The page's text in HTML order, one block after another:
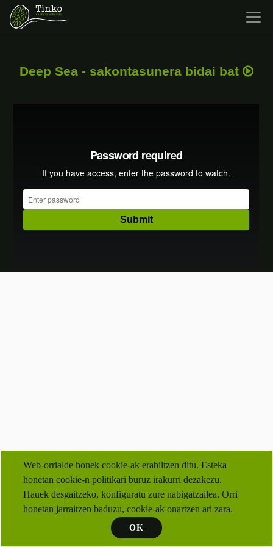
Web-orrialde honek cookie-ak erabiltzen ditu. Esteka
honetan cookie-n politikari buruz irakurri dezakezu.
Hauek desgaitzeko, konfiguratu zure nabigatzailea. Orri
honetan jarraitzen baduzu, cookie-ak onartzen ari zara.
OK
Deep Sea - sakontasunera bidai bat